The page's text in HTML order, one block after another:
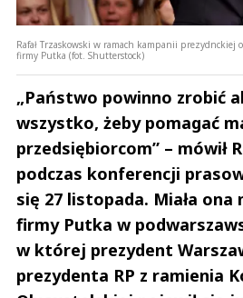
Rafał Trzaskowski w ramach kampanii prezydnckiej
firmy Putka (fot. Shutterstock)
„Państwo powinno zrobić
wszystko, żeby pomagać
przedsiębiorcom” – mówił
podczas konferencji
się 27 listopada. Miała
firmy Putka w
w której prezydent
prezydenta RP z ramienia